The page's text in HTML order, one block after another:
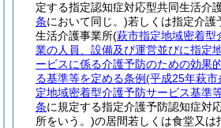
定する指定認知症対応型共同生活介
条において同じ。)若しくは指定介護
生活介護事業所(萩市指定地域密着型
業の人員、設備及び運営並びに指定
ービスに係る介護予防のための効果
る基準等を定める条例(平成25年萩
定地域密着型介護予防サービス基準
条に規定する指定介護予防認知症対
所をいう。)の居間若しくは食堂又は